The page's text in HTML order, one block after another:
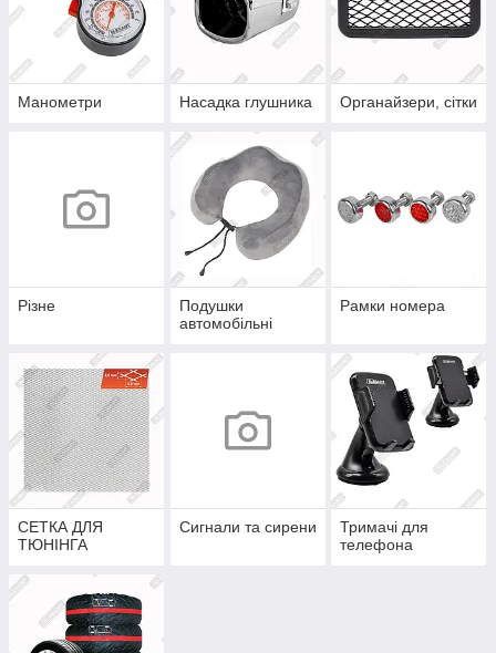
Манометри Насадка глушника Органайзери, сітки
Різне
Подушки
автомобільні
Рамки номера
СЕТКА ДЛЯ
ТЮНІНГА
Сигнали та сирени
Тримачі для
телефона